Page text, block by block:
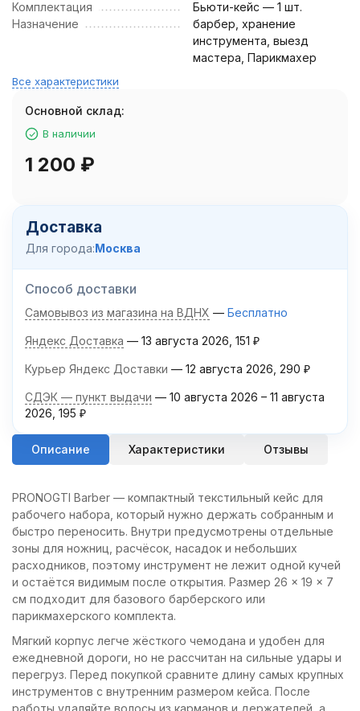
Комплектация
Бьюти-кейс — 1 шт.
Назначение
барбер, хранение
инструмента, выезд
мастера, Парикмахер
Все характеристики
Основной склад:
В наличии
1 200 ₽
Доставка
Для города:Москва
Способ доставки
Самовывоз из магазина на ВДНХ Бесплатно
Яндекс Доставка 13 августа 2026 151 ₽
Курьер Яндекс Доставки 12 августа 2026 290 ₽
СДЭК — пункт выдачи 10 августа 2026 – 11 августа
2026 195 ₽
Описание Характеристики Отзывы
PRONOGTI Barber — компактный текстильный кейс для
рабочего набора, который нужно держать собранным и
быстро переносить. Внутри предусмотрены отдельные
зоны для ножниц, расчёсок, насадок и небольших
расходников, поэтому инструмент не лежит одной кучей
и остаётся видимым после открытия. Размер 26 × 19 × 7
см подходит для базового барберского или
парикмахерского комплекта.
Мягкий корпус легче жёсткого чемодана и удобен для
ежедневной дороги, но не рассчитан на сильные удары и
перегруз. Перед покупкой сравните длину самых крупных
инструментов с внутренним размером кейса. После
работы удаляйте волосы из карманов и держателей, а